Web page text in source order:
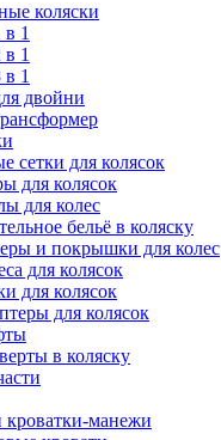
коляски
1
1
1
двойни
сетки для колясок
для колясок
для колес
бельё в коляску
и покрышки для колес
для колясок
для колясок
для колясок
в коляску
манежи